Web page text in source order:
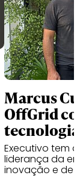
Marcus
OffGrid
tecnologia
Executivo tem
liderança da
inovação e